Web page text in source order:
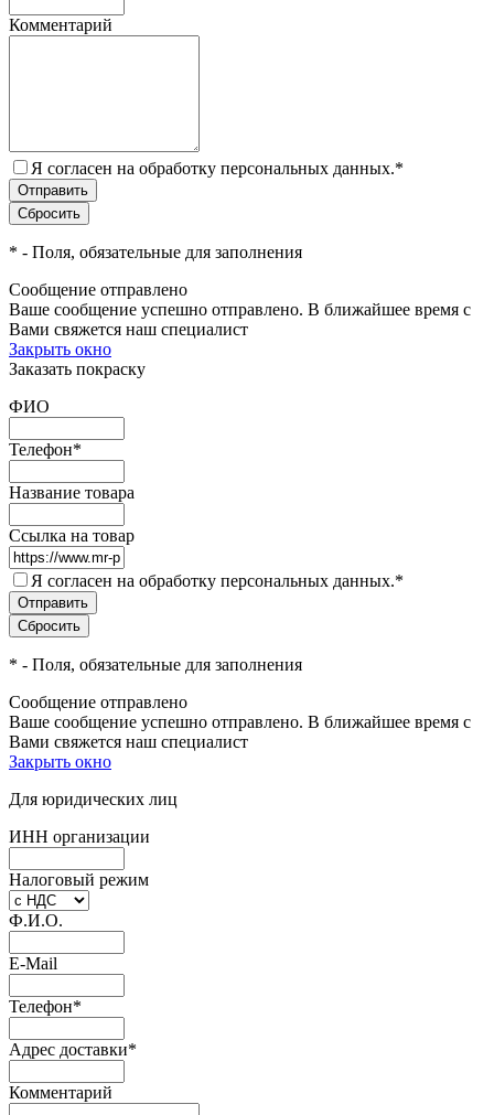
Комментарий
Я согласен на обработку персональных данных.*
* - Поля, обязательные для заполнения
Сообщение отправлено
Ваше сообщение успешно отправлено. В ближайшее время с
Вами свяжется наш специалист
Закрыть окно
Заказать покраску
ФИО
Телефон*
Название товара
Ссылка на товар
Я согласен на обработку персональных данных.*
* - Поля, обязательные для заполнения
Сообщение отправлено
Ваше сообщение успешно отправлено. В ближайшее время с
Вами свяжется наш специалист
Закрыть окно
Для юридических лиц
ИНН организации
Налоговый режим
Ф.И.О.
E-Mail
Телефон*
Адрес доставки*
Комментарий